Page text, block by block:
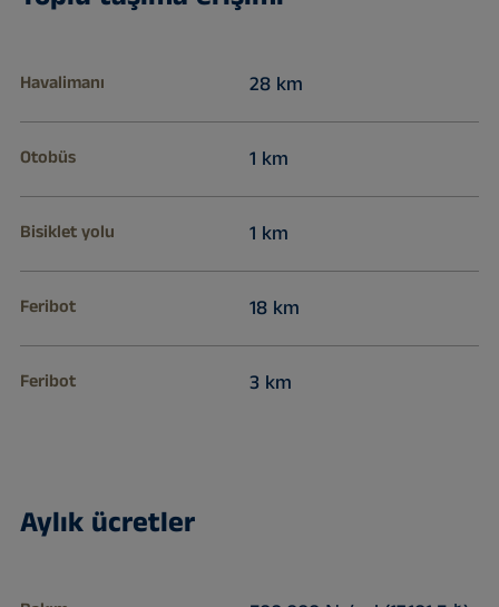
Havalimanı 28 km
Otobüs 1 km
Bisiklet yolu 1 km
Feribot 18 km
Feribot 3 km
Aylık ücretler